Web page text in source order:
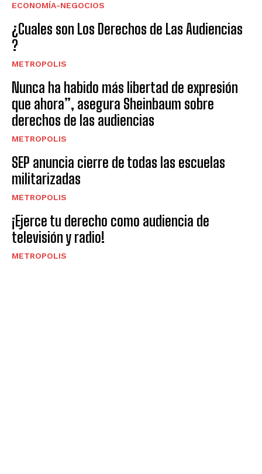
ECONOMÍA-NEGOCIOS
¿Cuales son Los Derechos de Las Audiencias
?
METROPOLIS
Nunca ha habido más libertad de expresión
que ahora”, asegura Sheinbaum sobre
derechos de las audiencias
METROPOLIS
SEP anuncia cierre de todas las escuelas
militarizadas
METROPOLIS
¡Ejerce tu derecho como audiencia de
televisión y radio!
METROPOLIS